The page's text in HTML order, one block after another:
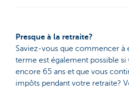
Presque à la retraite?
Saviez-vous que commencer à
terme est également possible si
encore 65 ans et que vous
impôts pendant votre retraite?